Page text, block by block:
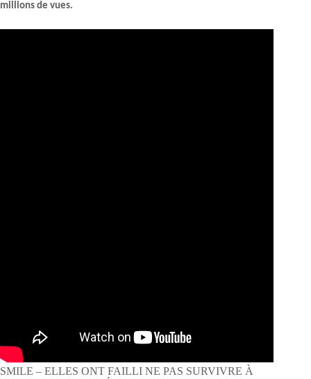
millions de vues.
SMILE – ELLES ONT FAILLI NE PAS SURVIVRE À